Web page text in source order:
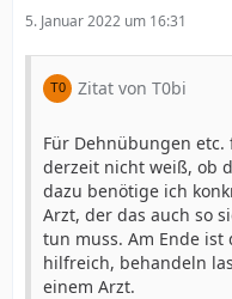
5. Januar 2022 um 16:31
Zitat von T0bi
Für Dehnübungen
derzeit nicht weiß, ob
dazu benötige ich
Arzt, der das auch so
tun muss. Am Ende
hilfreich, behandeln
einem Arzt.